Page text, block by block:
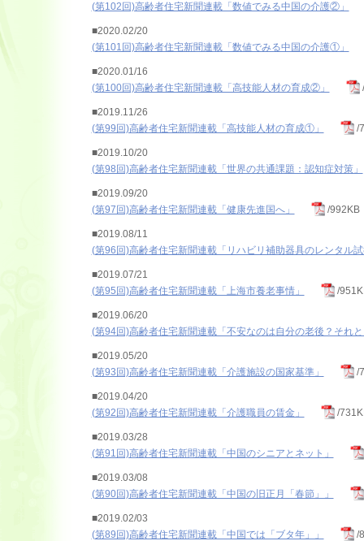
(第102回)高齢者住宅新聞連載「数値でみる中国の介護②」
■2020.02/20
(第101回)高齢者住宅新聞連載「数値でみる中国の介護①」
■2020.01/16
(第100回)高齢者住宅新聞連載「高技能人材の育成②」
■2019.11/26
(第99回)高齢者住宅新聞連載「高技能人材の育成①」
/
■2019.10/20
(第98回)高齢者住宅新聞連載「世界の共通課題：認知症対策」
■2019.09/20
(第97回)高齢者住宅新聞連載「健康先進国へ」
/992KB
■2019.08/11
(第96回)高齢者住宅新聞連載「リハビリ補助器具のレンタル
■2019.07/21
(第95回)高齢者住宅新聞連載「上海市養老事情」
/
■2019.06/20
(第94回)高齢者住宅新聞連載「不安なのは自分の老後？それ
■2019.05/20
(第93回)高齢者住宅新聞連載「介護施設の国家基準」
/
■2019.04/20
(第92回)高齢者住宅新聞連載「介護職員の賃金」
/
■2019.03/28
(第91回)高齢者住宅新聞連載「中国のシニアとネット」
■2019.03/08
(第90回)高齢者住宅新聞連載「中国の旧正月「春節」」
■2019.02/03
(第89回)高齢者住宅新聞連載「中国では「ブタ年」」
/